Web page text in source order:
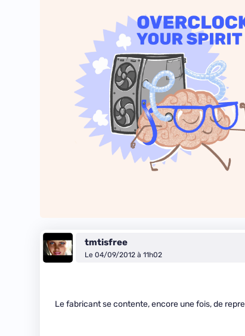
tmtisfree
Le 04/09/2012 à 11h02
Le fabricant se contente, encore une fois, de